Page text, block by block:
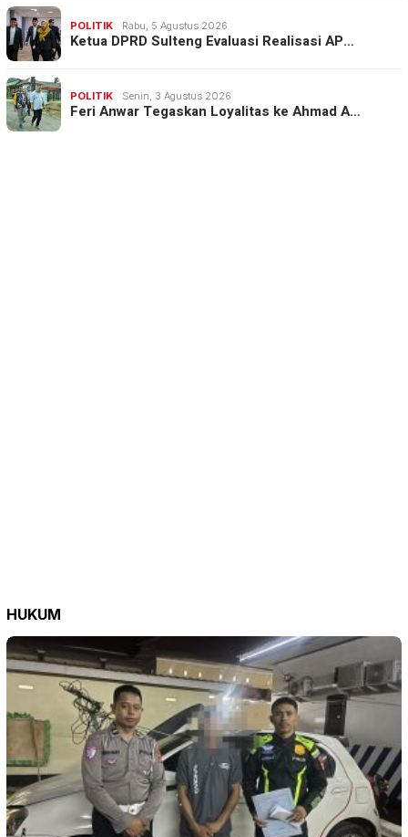
POLITIK Rabu, 5 Agustus 2026
Ketua DPRD Sulteng Evaluasi Realisasi AP…
POLITIK Senin, 3 Agustus 2026
Feri Anwar Tegaskan Loyalitas ke Ahmad A…
HUKUM